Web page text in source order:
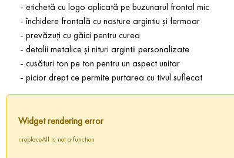
- etichetă cu logo aplicată pe buzunarul frontal mic
- închidere frontală cu nasture argintiu și fermoar
- prevăzuți cu găici pentru curea
- detalii metalice și nituri argintii personalizate
- cusături ton pe ton pentru un aspect unitar
- picior drept ce permite purtarea cu tivul suflecat
Widget rendering error
r.replaceAll is not a function